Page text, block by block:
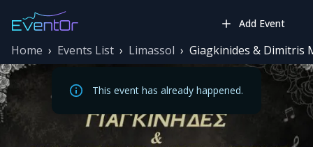
Add Event
This event has already happened.
Home › Events List › Limassol › Giagkinides & Dimitris